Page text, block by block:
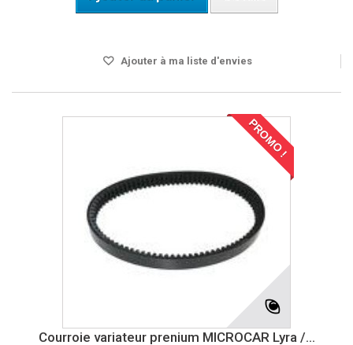
Ajouter à ma liste d'envies
PROMO !
Courroie variateur prenium MICROCAR Lyra /...